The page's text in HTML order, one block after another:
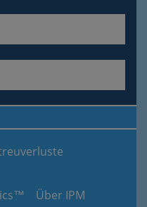
Über IPM